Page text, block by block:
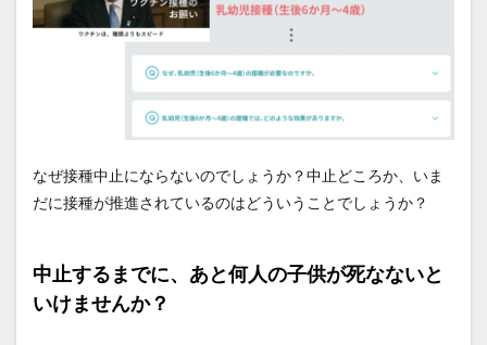
なぜ接種中止にならないのでしょうか？中止どころか、いま
だに接種が推進されているのはどういうことでしょうか？
中止するまでに、あと何人の子供が死なないと
いけませんか？